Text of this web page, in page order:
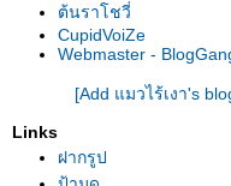
ต้นราโชวี่
CupidVoiZe
Webmaster -
[Add แมวไร้เงา's
Links
ฝากรูป